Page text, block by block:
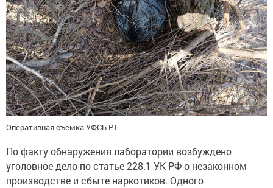
Оперативная съемка УФСБ РТ
По факту обнаружения лаборатории возбуждено
уголовное дело по статье 228.1 УК РФ о незаконном
производстве и сбыте наркотиков. Одного